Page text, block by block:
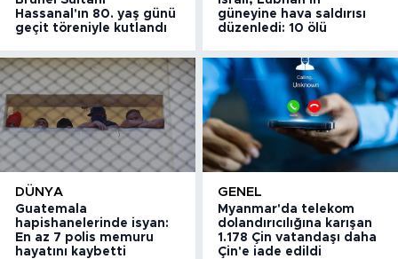
Hassanal'ın 80. yaş günü
geçit töreniyle kutlandı
güneyine hava saldırısı
düzenledi: 10 ölü
DÜNYA
Guatemala
hapishanelerinde isyan:
En az 7 polis memuru
hayatını kaybetti
GENEL
Myanmar'da telekom
dolandırıcılığına karışan
1.178 Çin vatandaşı daha
Çin'e iade edildi